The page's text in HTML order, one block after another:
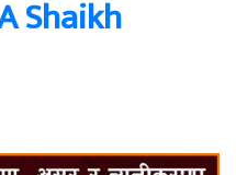
Shaikh